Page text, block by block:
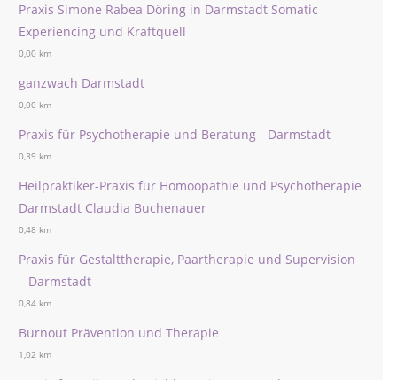
Praxis Simone Rabea Döring in Darmstadt Somatic
Experiencing und Kraftquell
0,00 km
ganzwach Darmstadt
0,00 km
Praxis für Psychotherapie und Beratung - Darmstadt
0,39 km
Heilpraktiker-Praxis für Homöopathie und Psychotherapie
Darmstadt Claudia Buchenauer
0,48 km
Praxis für Gestalttherapie, Paartherapie und Supervision
– Darmstadt
0,84 km
Burnout Prävention und Therapie
1,02 km